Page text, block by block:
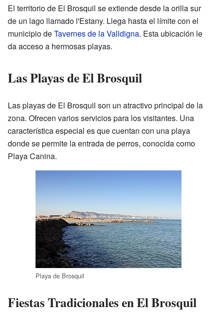
El territorio de El Brosquil se extiende desde la orilla sur
de un lago llamado l'Estany. Llega hasta el límite con el
municipio deTavernes de la Valldigna. Esta ubicación le
da acceso a hermosas playas.
Las Playas de El Brosquil
Las playas de El Brosquil son un atractivo principal de la
zona. Ofrecen varios servicios para los visitantes. Una
característica especial es que cuentan con una playa
donde se permite la entrada de perros, conocida como
Playa Canina.
Playa de Brosquil
Fiestas Tradicionales en El Brosquil